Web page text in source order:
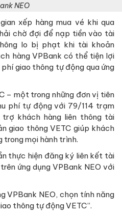
NEO
xếp hàng mua vé khi qua
chờ đợi để nạp tiền vào tài
lo bị phạt khi tài khoản
hàng VPBank có thể tiện lợi
giao thông tự động qua ứng
– một trong những đơn vị tiên
phí tự động với 79/114 trạm
khách hàng liên thông tài
giao thông VETC giúp khách
trong mọi hành trình.
thực hiện đăng ký liên kết tài
ứng dụng VPBank NEO với
VPBank NEO, chọn tính năng
thông tự động VETC”.